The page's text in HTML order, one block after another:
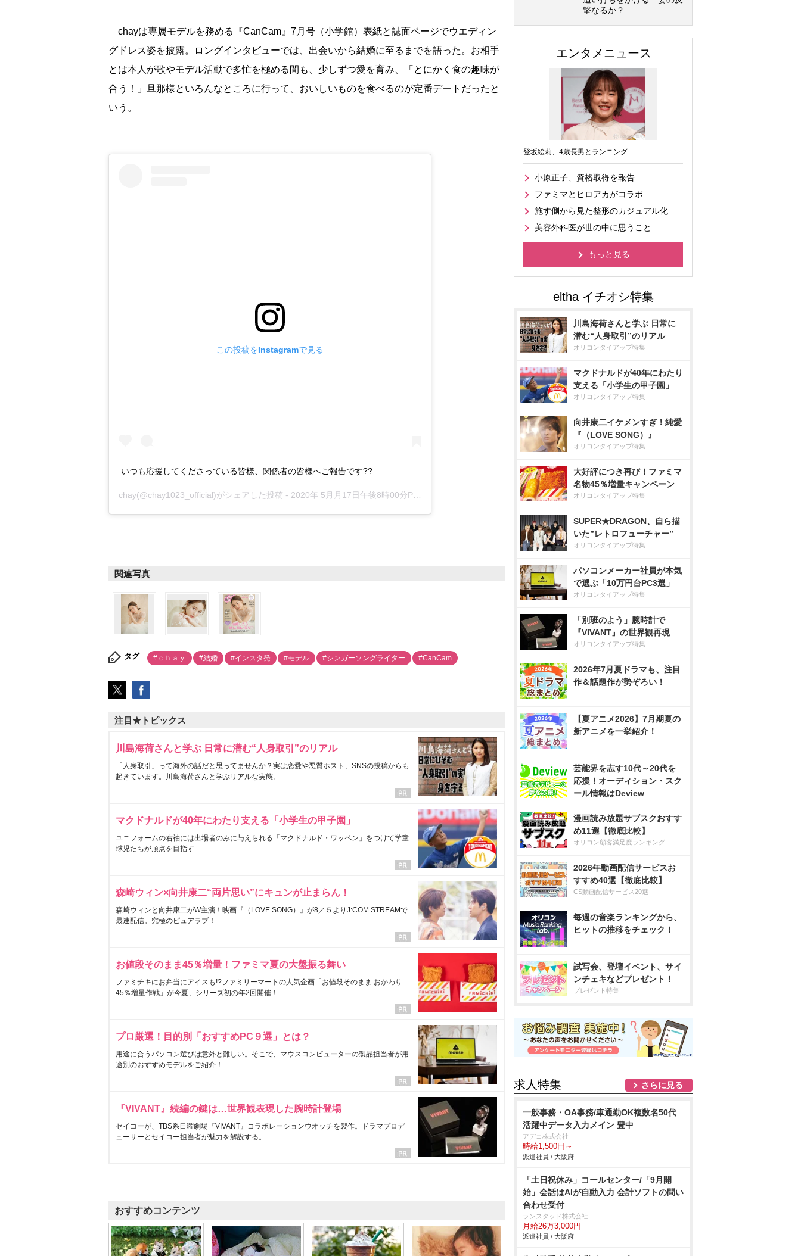
chayは専属モデルを務める『CanCam』7月号（小学館）表紙と誌面ページでウエディン
グドレス姿を披露。ロングインタビューでは、出会いから結婚に至るまでを語った。お相手
とは本人が歌やモデル活動で多忙を極める間も、少しずつ愛を育み、「とにかく食の趣味が
合う！」旦那様といろんなところに行って、おいしいものを食べるのが定番デートだったと
いう。
この投稿をInstagramで見る
いつも応援してくださっている皆様、関係者の皆様へご報告です??
chay(@chay1023_official)がシェアした投稿 - 2020年 5月月17日午後8時00分PDT
関連写真
タグ #ｃｈａｙ #結婚 #インスタ発 #モデル #シンガーソングライター #CanCam
注目★トピックス
川島海荷さんと学ぶ 日常に潜む“人身取引”のリアル
「人身取引」って海外の話だと思ってませんか？実は恋愛や悪質ホスト、SNSの投稿からも
起きています。川島海荷さんと学ぶリアルな実態。
マクドナルドが40年にわたり支える「小学生の甲子園」
ユニフォームの右袖には出場者のみに与えられる「マクドナルド・ワッペン」をつけて学童
球児たちが頂点を目指す
森崎ウィン×向井康二“両片思い”にキュンが止まらん！
森崎ウィンと向井康二がW主演！映画『（LOVE SONG）』が8／５よりJ:COM STREAMで
最速配信。究極のピュアラブ！
お値段そのまま45％増量！ファミマ夏の大盤振る舞い
ファミチキにお弁当にアイスも!?ファミリーマートの人気企画「お値段そのまま おかわり
45％増量作戦」が今夏、シリーズ初の年2回開催！
プロ厳選！目的別「おすすめPC９選」とは？
用途に合うパソコン選びは意外と難しい。そこで、マウスコンピューターの製品担当者が用
途別のおすすめモデルをご紹介！
『VIVANT』続編の鍵は…世界観表現した腕時計登場
セイコーが、TBS系日曜劇場『VIVANT』コラボレーションウオッチを製作。ドラマプロデ
ューサーとセイコー担当者が魅力を解説する。
おすすめコンテンツ
撃なるか？
エンタメニュース
登坂絵莉、4歳長男とランニング
小原正子、資格取得を報告
ファミマとヒロアカがコラボ
施す側から見た整形のカジュアル化
美容外科医が世の中に思うこと
もっと見る
川島海荷さんと学ぶ 日常に
潜む“人身取引”のリアル
オリコンタイアップ特集
マクドナルドが40年にわたり
支える「小学生の甲子園」
オリコンタイアップ特集
向井康二イケメンすぎ！純愛
『（LOVE SONG）』
オリコンタイアップ特集
大好評につき再び！ファミマ
名物45％増量キャンペーン
オリコンタイアップ特集
SUPER★DRAGON、自ら描
いた”レトロフューチャー”
オリコンタイアップ特集
パソコンメーカー社員が本気
で選ぶ「10万円台PC3選」
オリコンタイアップ特集
「別班のよう」腕時計で
『VIVANT』の世界観再現
オリコンタイアップ特集
2026年7月夏ドラマも、注目
作＆話題作が勢ぞろい！
【夏アニメ2026】7月期夏の
新アニメを一挙紹介！
芸能界を志す10代～20代を
応援！オーディション・スク
ール情報はDeview
漫画読み放題サブスクおすす
め11選【徹底比較】
オリコン顧客満足度ランキング
2026年動画配信サービスお
すすめ40選【徹底比較】
CS動画配信サービス20選
毎週の音楽ランキングから、
ヒットの推移をチェック！
試写会、登壇イベント、サイ
ンチェキなどプレゼント！
プレゼント特集
求人特集 さらに見る
一般事務・OA事務/車通勤OK複数名50代
活躍中データ入力メイン 豊中
アデコ株式会社
時給1,500円～
派遣社員 / 大阪府
「土日祝休み」コールセンター/「9月開
始」会話はAIが自動入力 会計ソフトの問い
合わせ受付
ランスタッド株式会社
月給26万3,000円
派遣社員 / 大阪府